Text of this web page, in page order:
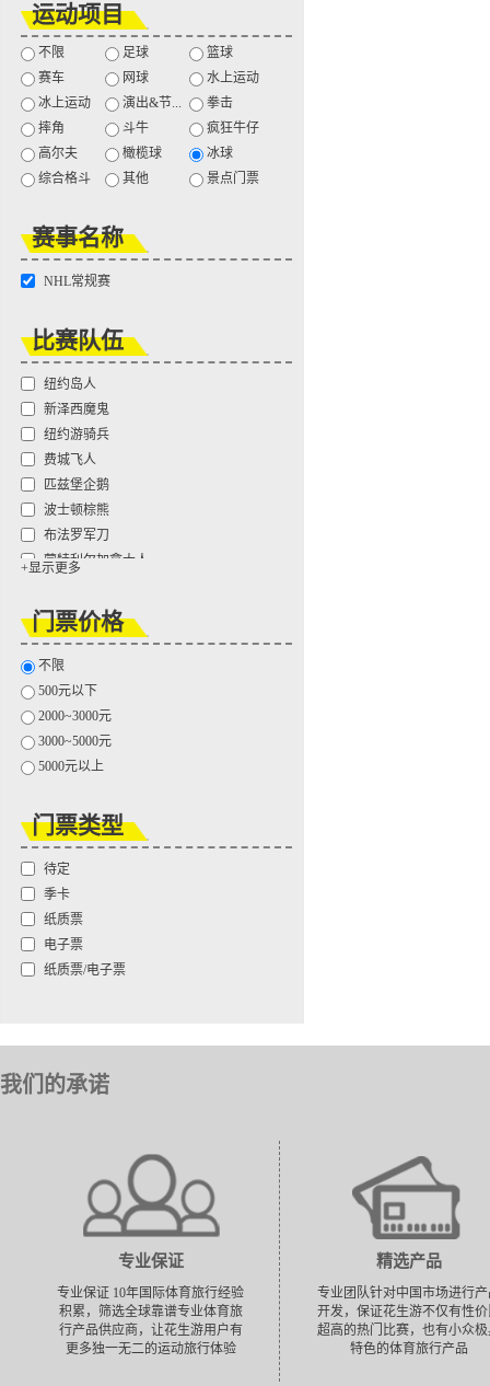
运动项目
不限 足球
篮球
赛车
网球
水上运动
冰上运动
演出&节...
拳击
摔角
斗牛
疯狂牛仔
高尔夫
橄榄球
冰球
综合格斗
其他 景点门票
赛事名称
NHL常规赛
比赛队伍
纽约岛人
新泽西魔鬼
纽约游骑兵
费城飞人
匹兹堡企鹅
波士顿棕熊
布法罗军刀
蒙特利尔加拿大人
多伦多枫叶
温尼伯喷气机
卡罗莱纳飓风
佛罗里达美洲豹
坦帕湾闪电
华盛顿首都
芝加哥黑鹰
底特律红翼
纳什维尔掠夺者
圣路易斯蓝调
卡尔加里火焰
科罗拉多雪崩
埃德蒙顿油工
温哥华加人
圣何塞鲨鱼
+显示更多
门票价格
不限
500元以下
2000~3000元
3000~5000元
5000元以上
门票类型
待定
季卡
纸质票
电子票
纸质票/电子票
我们的承诺
专业保证
专业保证 10年国际体育旅行经验
积累，筛选全球靠谱专业体育旅
行产品供应商，让花生游用户有
更多独一无二的运动旅行体验
精选产品
专业团队针对中国市场进行产
开发，保证花生游不仅有性价
超高的热门比赛，也有小众极
特色的体育旅行产品